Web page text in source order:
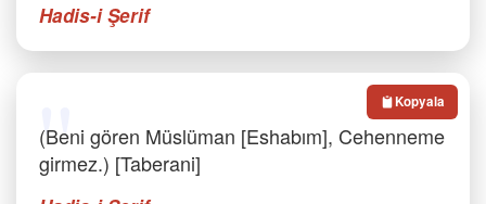
Hadis-i Şerif
(Beni gören Müslüman [Eshabım], Cehenneme
girmez.) [Taberani]
Kopyala